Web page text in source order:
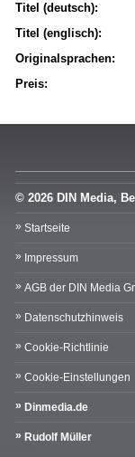
Titel (deutsch):
Titel (englisch):
Originalsprachen:
Preis:
© 2026 DIN Media,
Startseite
Impressum
AGB der DIN Media
Datenschutzhinweis
Cookie-Richtlinie
Cookie-Einstellungen
Dinmedia.de
Rudolf Müller